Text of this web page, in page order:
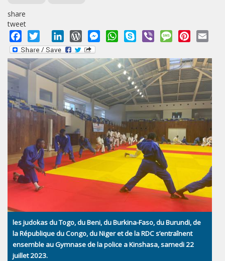
share
tweet
Facebook
Twitter LinkedInWordPressMessengerWhatsApp
Skype Viber MessagePinterest
les judokas du Togo, du Beni, du Burkina-Faso, du Burundi, de
la République du Congo, du Niger et de la RDC s’entraînent
ensemble au Gymnase de la police a Kinshasa, samedi 22
juillet 2023.